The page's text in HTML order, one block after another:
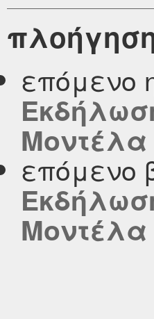
επόμενο
επόμενο